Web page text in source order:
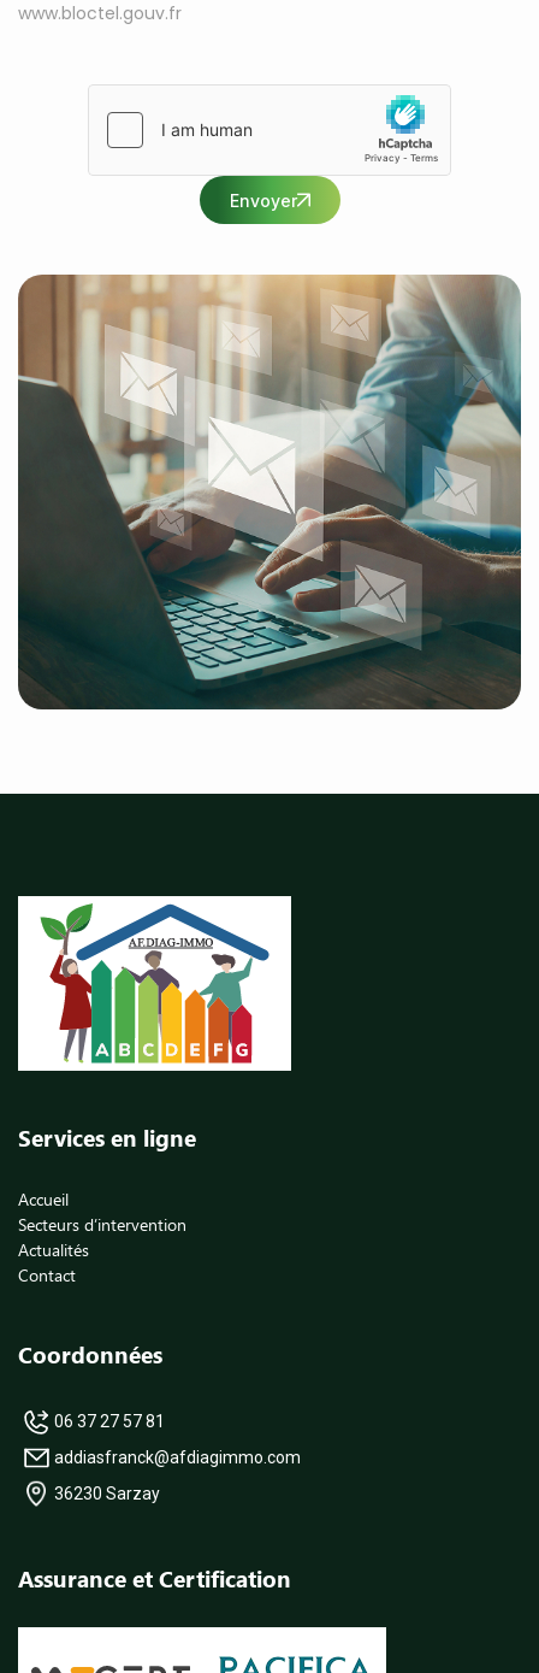
www.bloctel.gouv.fr
Envoyer
Services en ligne
Accueil
Secteurs d’intervention
Actualités
Contact
Coordonnées
06 37 27 57 81
addiasfranck@afdiagimmo.com
36230 Sarzay
Assurance et Certification